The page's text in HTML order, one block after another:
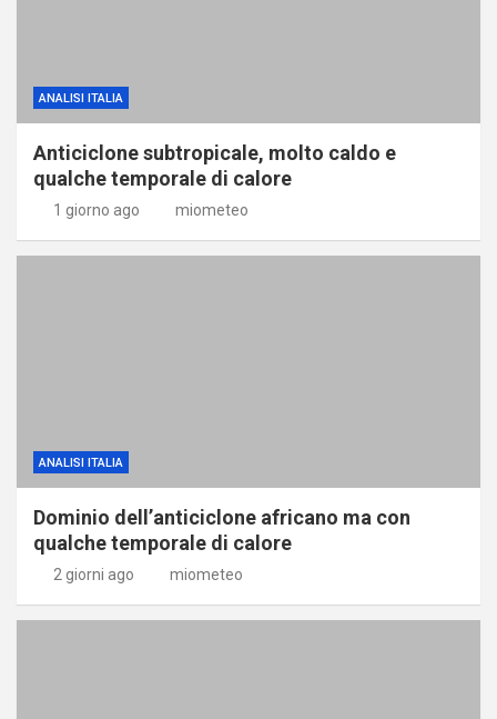
ANALISI ITALIA
Anticiclone subtropicale, molto caldo e
qualche temporale di calore
1 giorno ago miometeo
ANALISI ITALIA
Dominio dell’anticiclone africano ma con
qualche temporale di calore
2 giorni ago miometeo